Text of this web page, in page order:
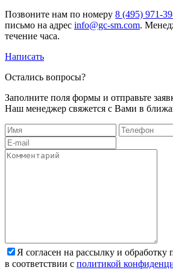
Позвоните нам по номеру 8 (495) 971-
письмо на адрес info@gc-sm.com.
течение часа.
Написать
Остались вопросы?
Заполните поля формы и отправьте
Наш менеджер свяжется с Вами в
Я согласен на рассылку и
в соответствии с политикой